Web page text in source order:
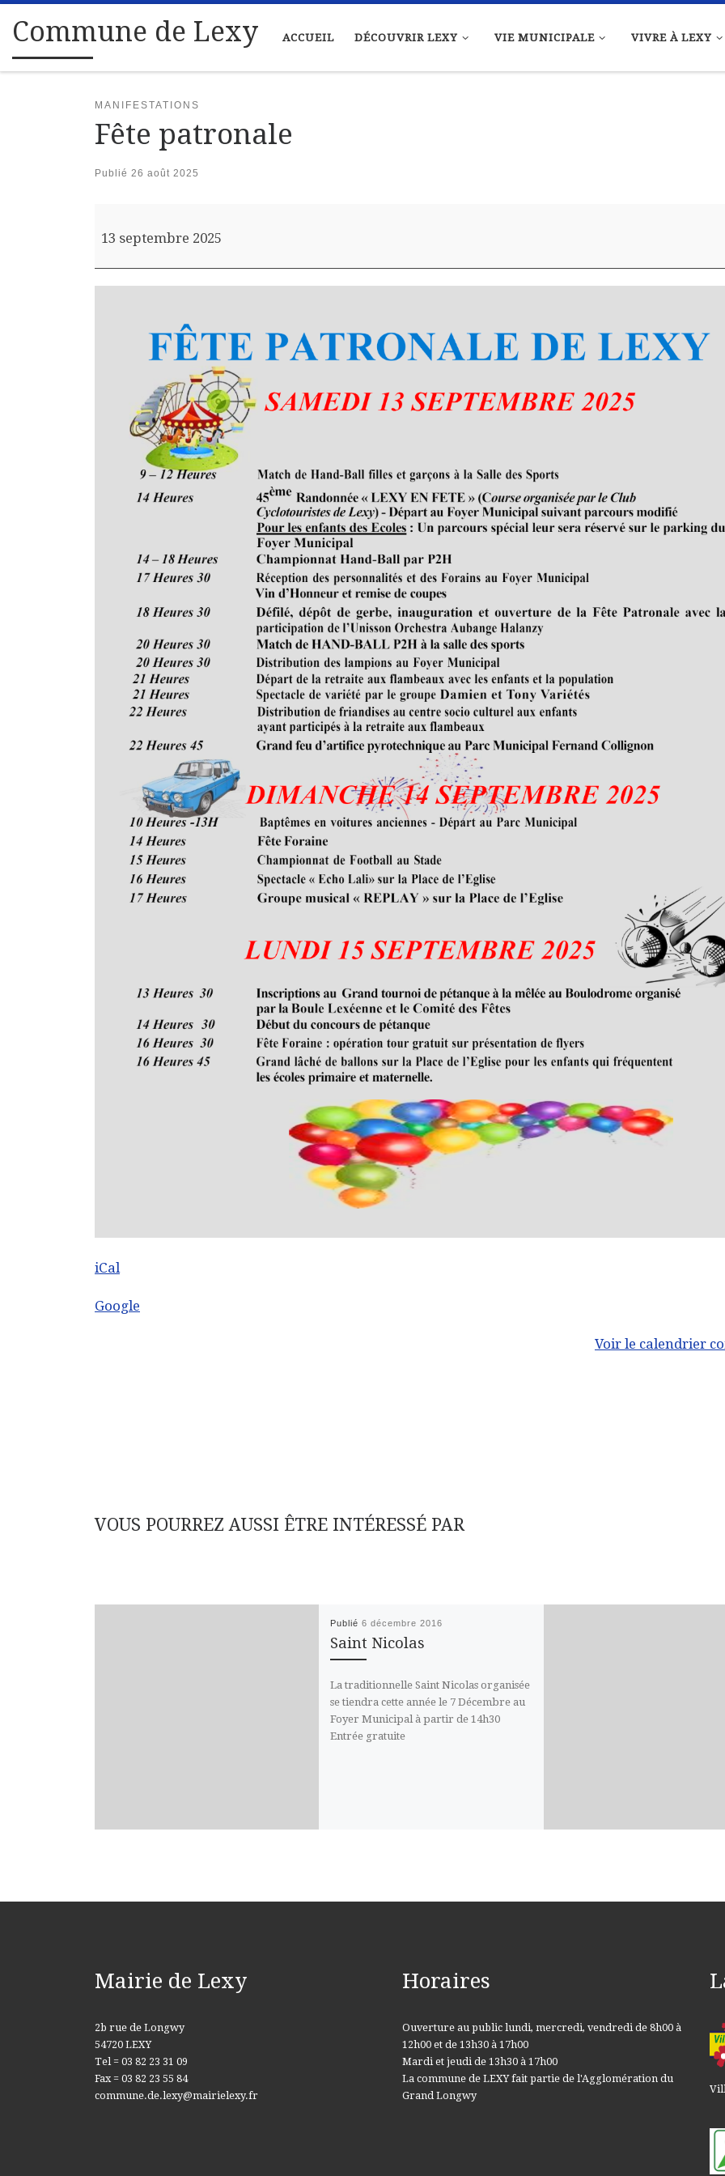
Passer au contenu
Commune de Lexy ACCUEIL DÉCOUVRIR LEXY VIE MUNICIPALE VIVRE À LEXY
MANIFESTATIONS
Fête patronale
Publié 26 août 2025
13 septembre 2025
iCal
Google
Voir le calendrier
VOUS POURREZ AUSSI ÊTRE INTÉRESSÉ PAR
Publié 6 décembre 2016
Saint Nicolas
La traditionnelle Saint Nicolas organisée
se tiendra cette année le 7 Décembre au
Foyer Municipal à partir de 14h30
Entrée gratuite
Mairie de Lexy
2b rue de Longwy
54720 LEXY
Tel = 03 82 23 31 09
Fax = 03 82 23 55 84
commune.de.lexy@mairielexy.fr
Horaires
Ouverture au public lundi, mercredi, vendredi de 8h00 à
12h00 et de 13h30 à 17h00
Mardi et jeudi de 13h30 à 17h00
La commune de LEXY fait partie de l'Agglomération du
Grand Longwy